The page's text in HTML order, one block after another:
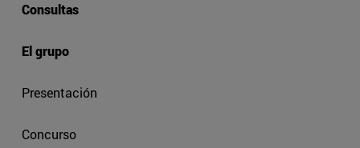
Consultas
El grupo
Presentación
Concurso